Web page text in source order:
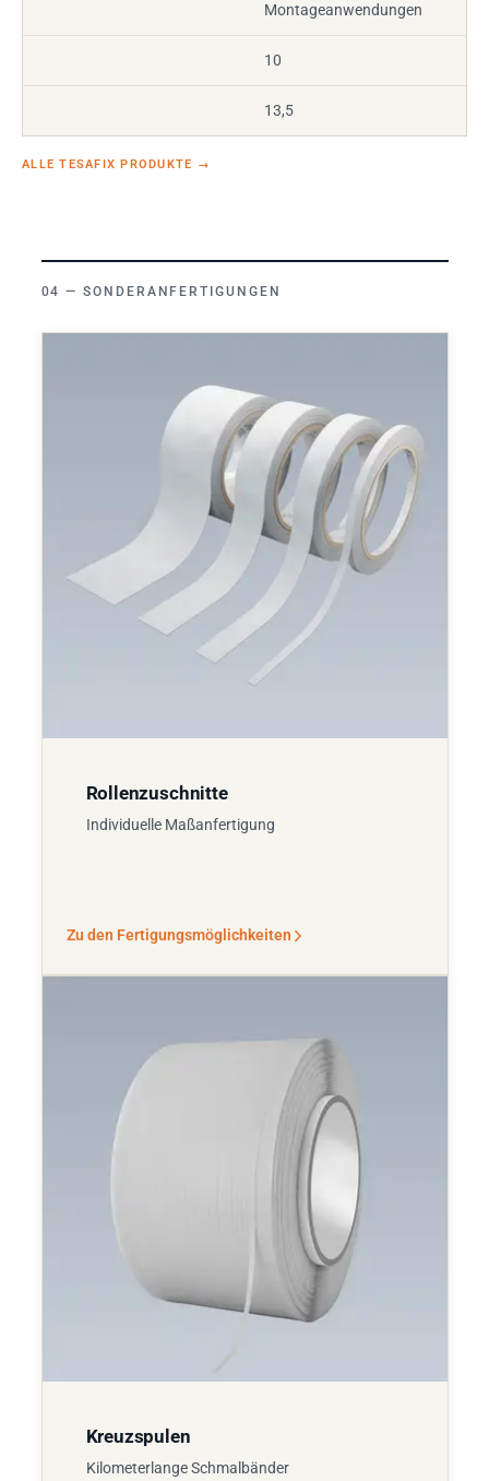
Montageanwendungen
10
13,5
ALLE TESAFIX PRODUKTE →
SONDERANFERTIGUNGEN
Rollenzuschnitte
Individuelle Maßanfertigung
Zu den Fertigungsmöglichkeiten
Kreuzspulen
Kilometerlange Schmalbänder